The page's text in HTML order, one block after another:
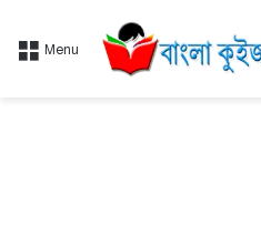
Menu